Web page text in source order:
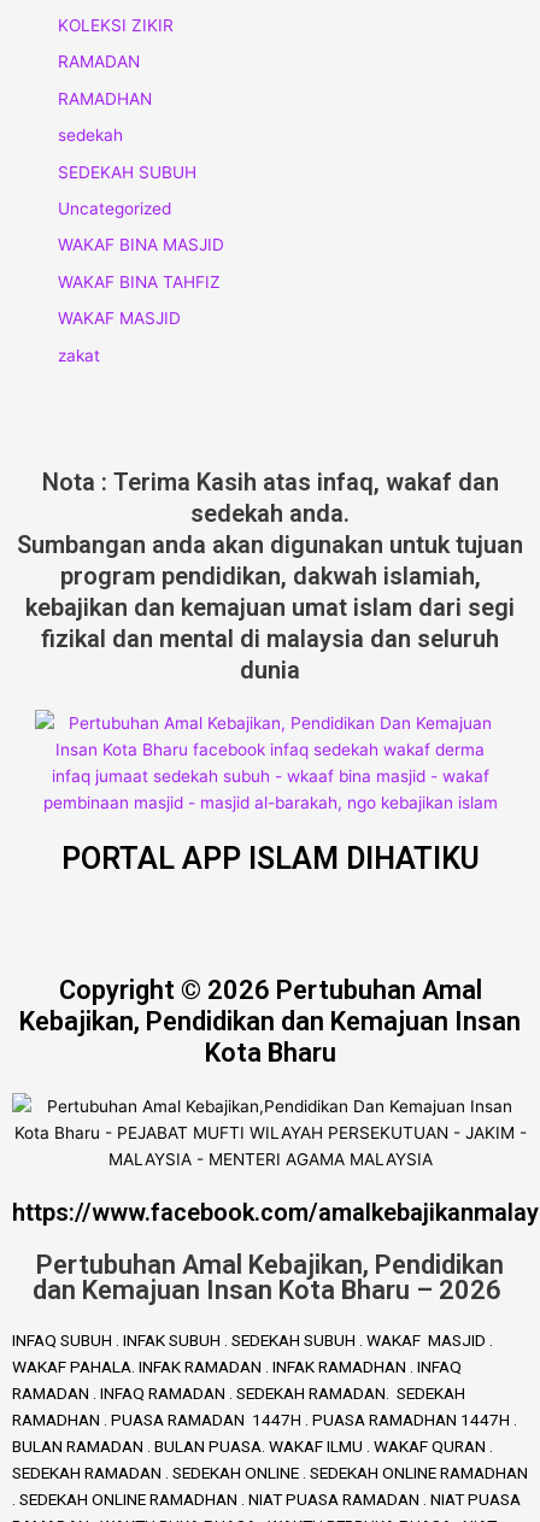
KOLEKSI ZIKIR
RAMADAN
RAMADHAN
sedekah
SEDEKAH SUBUH
Uncategorized
WAKAF BINA MASJID
WAKAF BINA TAHFIZ
WAKAF MASJID
zakat
Nota : Terima Kasih atas infaq, wakaf dan
sedekah anda.
Sumbangan anda akan digunakan untuk tujuan
program pendidikan, dakwah islamiah,
kebajikan dan kemajuan umat islam dari segi
fizikal dan mental di malaysia dan seluruh
dunia
PORTAL APP ISLAM DIHATIKU
Copyright © 2026 Pertubuhan Amal
Kebajikan, Pendidikan dan Kemajuan Insan
Kota Bharu
https://www.facebook.com/
Pertubuhan Amal Kebajikan, Pendidikan
dan Kemajuan Insan Kota Bharu – 2026
INFAQ SUBUH . INFAK SUBUH . SEDEKAH SUBUH . WAKAF MASJID .
WAKAF PAHALA. INFAK RAMADAN . INFAK RAMADHAN . INFAQ
RAMADAN . INFAQ RAMADAN . SEDEKAH RAMADAN. SEDEKAH
RAMADHAN . PUASA RAMADAN 1447H . PUASA RAMADHAN 1447H .
BULAN RAMADAN . BULAN PUASA. WAKAF ILMU . WAKAF QURAN .
SEDEKAH RAMADAN . SEDEKAH ONLINE . SEDEKAH ONLINE RAMADHAN
. SEDEKAH ONLINE RAMADHAN . NIAT PUASA RAMADAN . NIAT PUASA